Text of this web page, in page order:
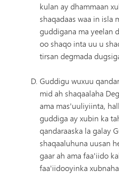
kulan ay dhammaan
shaqadaas waa in isla
guddigana ma yeelan
oo shaqo inta uu u
tirsan degmada
Guddigu wuxuu
mid ah shaqaalaha
ama mas'uuliyiinta,
guddiga ay xubin ka
qandaraaska la galay
shaqaaluhuna uusan
gaar ah ama faa'iido
faa'iidooyinka